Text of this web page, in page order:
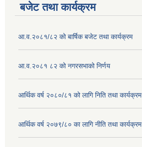
बजेट तथा कार्यक्रम
आ.व.२०८१/८२ को बार्षिक बजेट तथा कार्यक्रम
आ.व.२०८१ ८२ को नगरसभाको निर्णय
आर्थिक वर्ष २०८०/८१ को लागि निति तथा कार्यक्रम
आर्थिक वर्ष २०७९/८० का लागि नीति तथा कार्यक्रम